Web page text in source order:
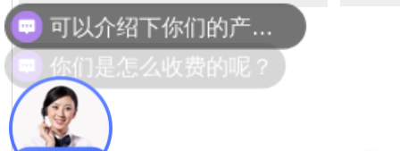
你们是怎么收费的呢？